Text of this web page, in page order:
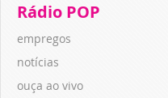
Rádio POP
empregos
notícias
ouça ao vivo